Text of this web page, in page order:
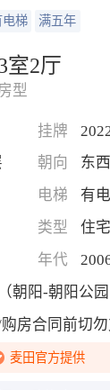
电梯 满五年
室2厅
型
挂牌
朝向
东西
电梯
有
类型
住宅
年代
朝阳-朝阳公园
房合同前切
麦田官方提供